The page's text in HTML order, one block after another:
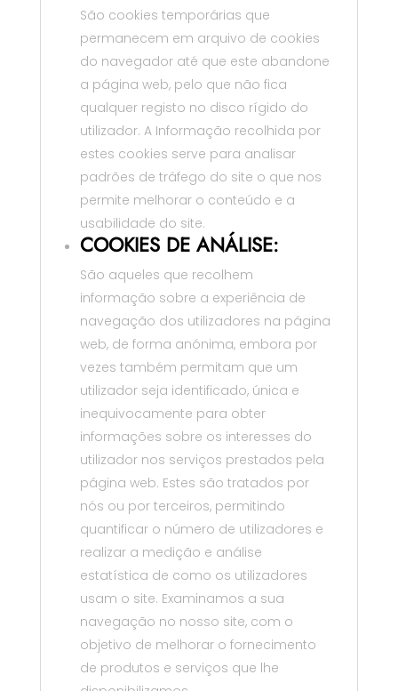
São cookies temporárias que
permanecem em arquivo de cookies
do navegador até que este abandone
a página web, pelo que não fica
qualquer registo no disco rígido do
utilizador. A Informação recolhida por
estes cookies serve para analisar
padrões de tráfego do site o que nos
permite melhorar o conteúdo e a
usabilidade do site.
COOKIES DE ANÁLISE:
São aqueles que recolhem
informação sobre a experiência de
navegação dos utilizadores na página
web, de forma anónima, embora por
vezes também permitam que um
utilizador seja identificado, única e
inequivocamente para obter
informações sobre os interesses do
utilizador nos serviços prestados pela
página web. Estes são tratados por
nós ou por terceiros, permitindo
quantificar o número de utilizadores e
realizar a medição e análise
estatística de como os utilizadores
usam o site. Examinamos a sua
navegação no nosso site, com o
objetivo de melhorar o fornecimento
de produtos e serviços que lhe